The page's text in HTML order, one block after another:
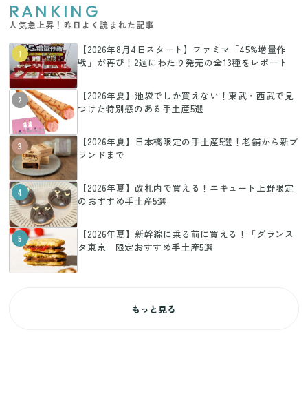
RANKING
人気急上昇！昨日よく読まれた記事
1
【2026年8月4日スタート】ファミマ「45%増量作
戦」が再び！2週にわたり発売の全13種をレポート
2
【2026年夏】池袋でしか買えない！東武・西武で見
つけた特別感のある手土産5選
3
【2026年夏】日本橋限定の手土産5選！老舗から新ブ
ランドまで
4
【2026年夏】改札内で買える！エキュート上野限定
のおすすめ手土産5選
5
【2026年夏】新幹線に乗る前に買える！「グランス
タ東京」限定おすすめ手土産5選
もっと見る